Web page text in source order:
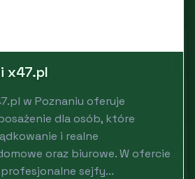
x47.pl
w Poznaniu oferuje
dla osób, które
i realne
oraz biurowe. W ofercie
sejfy...